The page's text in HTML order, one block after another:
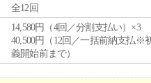
全12回
14,580円（4回／分割支払い）×3
40,500円（12回／一括前納支払※
義開始前まで）